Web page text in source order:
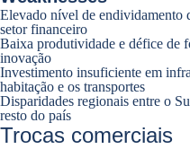
Elevado nível de endividamento
setor financeiro
Baixa produtividade e défice de
inovação
Investimento insuficiente em
habitação e os transportes
Disparidades regionais entre o
resto do país
Trocas comerciais